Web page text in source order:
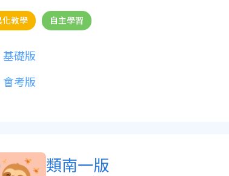
化教學 自主學習
基礎版
會考版
類南一版